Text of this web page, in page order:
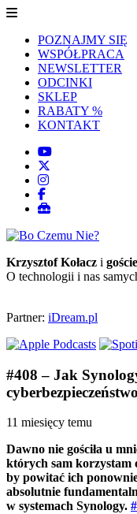
POZNAJMY SIĘ
WSPÓŁPRACA
NEWSLETTER
ODCINKI
SKLEP
RABATY %
KONTAKT
Krzysztof Kołacz i goście
O technologii i nas
Partner: iDream.pl
#408 – Jak
11 miesięcy temu
Dawno nie gościła u
których sam korzystam
by powitać ich
absolutnie
w systemach Synology.